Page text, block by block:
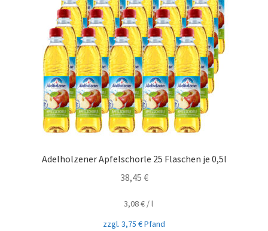
Adelholzener Apfelschorle 25 Flaschen je 0,5l
38,45 €
3,08€/l
zzgl. 3,75 €Pfand